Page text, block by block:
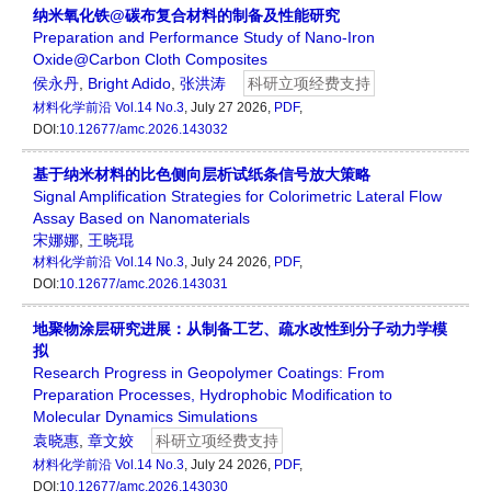
纳米氧化铁@碳布复合材料的制备及性能研究
Preparation and Performance Study of Nano-Iron
Oxide@Carbon Cloth Composites
侯永丹 Bright Adido 张洪涛 科研立项经费支持
材料化学前沿 Vol.14 No.3, July 27 2026, PDF,
DOI:10.12677/amc.2026.143032
基于纳米材料的比色侧向层析试纸条信号放大策略
Signal Amplification Strategies for Colorimetric Lateral Flow
Assay Based on Nanomaterials
宋娜娜 王晓琨
材料化学前沿 Vol.14 No.3, July 24 2026, PDF,
DOI:10.12677/amc.2026.143031
地聚物涂层研究进展：从制备工艺、疏水改性到分子动力学模
拟
Research Progress in Geopolymer Coatings: From
Preparation Processes, Hydrophobic Modification to
Molecular Dynamics Simulations
袁晓惠 章文姣 科研立项经费支持
材料化学前沿 Vol.14 No.3, July 24 2026, PDF,
DOI:10.12677/amc.2026.143030